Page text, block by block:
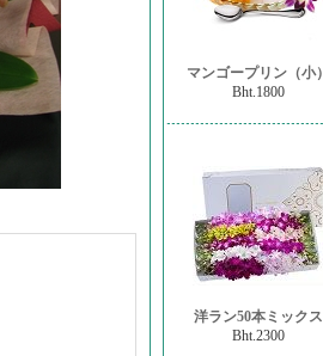
マンゴープリン（小）
Bht.1800
洋ラン50本ミックス
Bht.2300